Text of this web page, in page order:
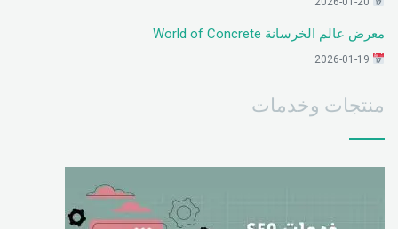
معرض عالم الخرسانة World of Concrete
منتجات وخدمات